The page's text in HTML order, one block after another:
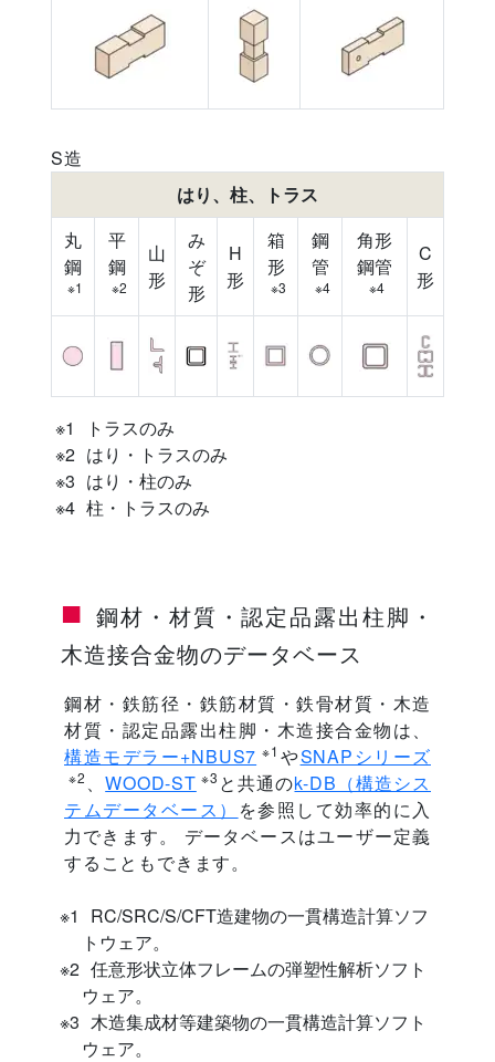
S造
はり、柱、トラス
丸
鋼
※1
平
鋼
※2
山
形
み
ぞ
形
H
形
箱
形
※3
鋼
管
※4
角形
鋼管
※4
C
形
トラスのみ
はり・トラスのみ
はり・柱のみ
柱・トラスのみ
鋼材・材質・認定品露出柱脚・
木造接合金物のデータベース
鋼材・鉄筋径・鉄筋材質・鉄骨材質・木造
材質・認定品露出柱脚・木造接合金物は、
構造モデラー+NBUS7 ※1 やSNAPシリーズ
※2 、WOOD-ST ※3 と共通のk-DB（構造シス
テムデータベース）
を参照して効率的に入
力できます。 データベースはユーザー定義
することもできます。
RC/SRC/S/CFT造建物の一貫構造計算ソフ
トウェア。
任意形状立体フレームの弾塑性解析ソフト
ウェア。
木造集成材等建築物の一貫構造計算ソフト
ウェア。